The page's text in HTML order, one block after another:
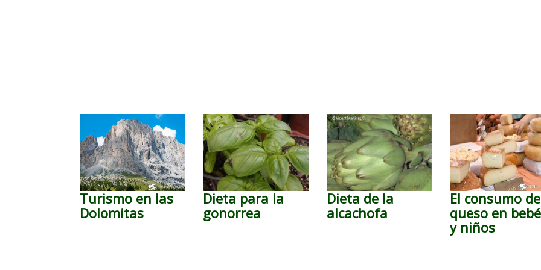
Turismo en las
Dolomitas
Dieta para la
gonorrea
Dieta de la
alcachofa
El consumo
queso en
y niños